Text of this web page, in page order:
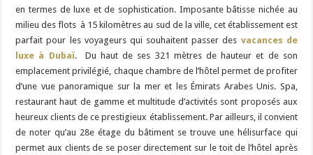
en termes de luxe et de sophistication. Imposante bâtisse nichée au
milieu des flots à 15 kilomètres au sud de la ville, cet établissement est
parfait pour les voyageurs qui souhaitent passer des vacances de
luxe à Dubaï. Du haut de ses 321 mètres de hauteur et de son
emplacement privilégié, chaque chambre de l’hôtel permet de profiter
d’une vue panoramique sur la mer et les Émirats Arabes Unis. Spa,
restaurant haut de gamme et multitude d’activités sont proposés aux
heureux clients de ce prestigieux établissement. Par ailleurs, il convient
de noter qu’au 28e étage du bâtiment se trouve une hélisurface qui
permet aux clients de se poser directement sur le toit de l’hôtel après